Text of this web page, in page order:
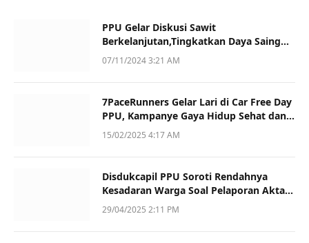
PPU Gelar Diskusi Sawit
Berkelanjutan,Tingkatkan Daya Saing
dan Kualitas
07/11/2024 3:21 AM
7PaceRunners Gelar Lari di Car Free Day
PPU, Kampanye Gaya Hidup Sehat dan
Dukung UMKM
15/02/2025 4:17 AM
Disdukcapil PPU Soroti Rendahnya
Kesadaran Warga Soal Pelaporan Akta
Kematian
29/04/2025 2:11 PM